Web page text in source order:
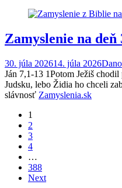
Zamyslenie na deň
30. júla 202614. júla 2026Dano
Ján 7,1-13 1Potom Ježiš
Judsku, lebo Židia ho chceli
slávnosť Zamyslenia.sk
Posts
navigation
1
2
3
4
…
388
Next